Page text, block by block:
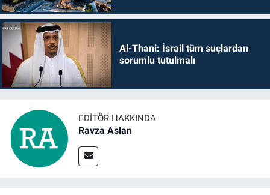
Al-Thani: İsrail tüm suçlardan
sorumlu tutulmalı
EDITÖR HAKKINDA
Ravza Aslan